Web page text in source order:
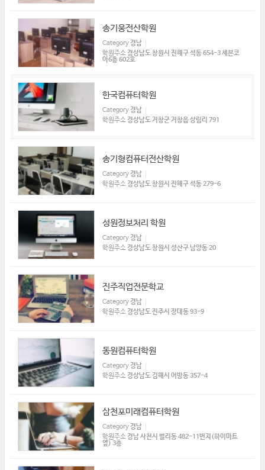
송기웅전산학원
Category경남
학원주소경상남도 창원시 진해구 석동 654-3 세븐코
아6층 602호
한국컴퓨터학원
Category경남
학원주소경상남도 거창군 거창읍 상림리 791
송기형컴퓨터전산학원
Category경남
학원주소경상남도 창원시 진해구 석동 279-6
성원정보처리 학원
Category경남
학원주소경상남도 창원시 성산구 남양동 20
진주직업전문학교
Category경남
학원주소경상남도 진주시 장대동 93-9
동원컴퓨터학원
Category경남
학원주소경상남도 김해시 어방동 357-4
삼천포미래컴퓨터학원
Category경남
학원주소경남 사천시 벌리동 482-11번지(하이마트
옆) 3층